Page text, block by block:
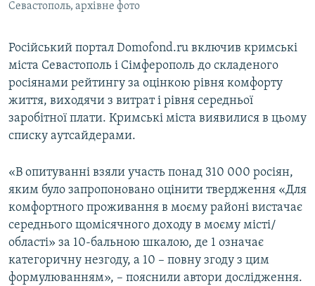
ІНФОГРАФІКА
ДОЛУЧАЙСЯ!
Усі сайти RFE/RL
Севастополь, архівне фото
Російський портал Domofond.ru включив кримські
міста Севастополь і Сімферополь до складеного
росіянами рейтингу за оцінкою рівня комфорту
життя, виходячи з витрат і рівня середньої
заробітної плати. Кримські міста виявилися в цьому
списку аутсайдерами.
«В опитуванні взяли участь понад 310 000 росіян,
яким було запропоновано оцінити твердження «Для
комфортного проживання в моєму районі вистачає
середнього щомісячного доходу в моєму місті/
області» за 10-бальною шкалою, де 1 означає
категоричну незгоду, а 10 – повну згоду з цим
формулюванням», – пояснили автори дослідження.